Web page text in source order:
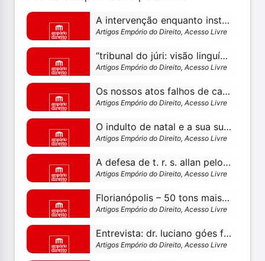
A intervenção enquanto instrumento de propaganda
Artigos Empório do Direito, Acesso Livre
“tribunal do júri: visão linguística, histórica, social e jurídica” - breves comentários sobre o livro
Artigos Empório do Direito, Acesso Livre
Os nossos atos falhos de cada dia - por rômulo de andrade moreira
Artigos Empório do Direito, Acesso Livre
O indulto de natal e a sua suposta inconstitucionalidade – por rômulo de andrade moreira
Artigos Empório do Direito, Acesso Livre
A defesa de t. r. s. allan pelos direitos não escritos como lei fundamental – por paulo silas taporosky filho
Artigos Empório do Direito, Acesso Livre
Florianópolis – 50 tons mais escuros – por fernanda mambrini rudolfo
Artigos Empório do Direito, Acesso Livre
Entrevista: dr. luciano góes fala sobre racismo e justiça criminal
Artigos Empório do Direito, Acesso Livre